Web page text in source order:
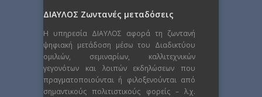
ΔΙΑΥΛΟΣ Ζωντανές μεταδόσεις
Η υπηρεσία ΔΙΑΥΛΟΣ αφορά τη ζωντανή
ψηφιακή μετάδοση μέσω του Διαδικτύου
ομιλιών, σεμιναρίων, καλλιτεχνικών
γεγονότων και λοιπών εκδηλώσεων που
πραγματοποιούνται ή φιλοξενούνται από
σημαντικούς πολιτιστικούς φορείς – λ.χ.